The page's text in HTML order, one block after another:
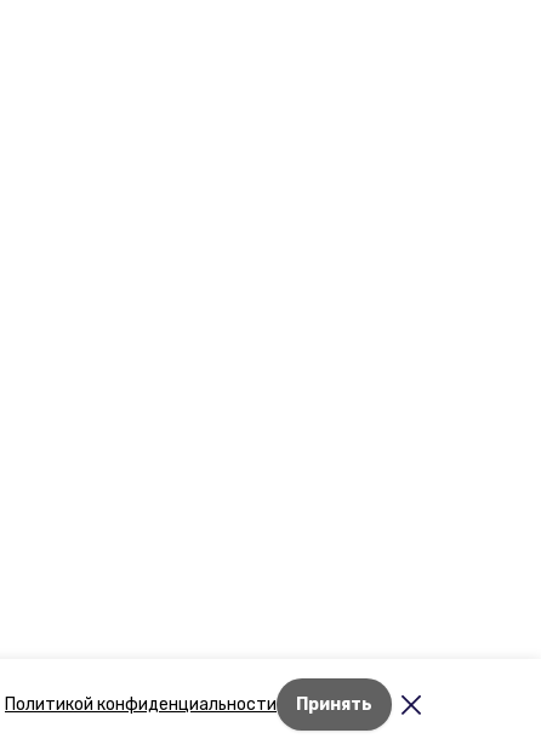
Политикой конфиденциальности Принять
Лента новостей